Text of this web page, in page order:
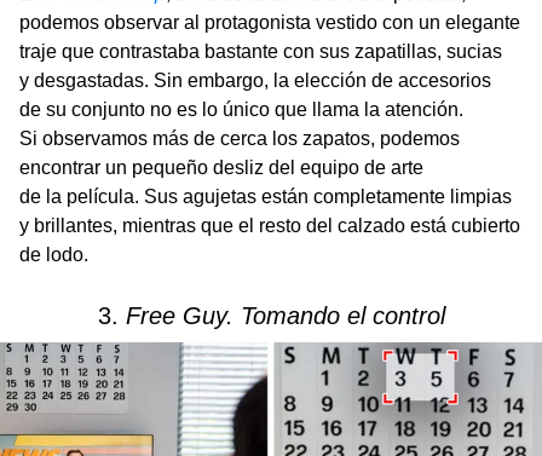
podemos observar al protagonista vestido con un elegante
traje que contrastaba bastante con sus zapatillas, sucias
y desgastadas. Sin embargo, la elección de accesorios
de su conjunto no es lo único que llama la atención.
Si observamos más de cerca los zapatos, podemos
encontrar un pequeño desliz del equipo de arte
de la película. Sus agujetas están completamente limpias
y brillantes, mientras que el resto del calzado está cubierto
de lodo.
3. Free Guy. Tomando el control